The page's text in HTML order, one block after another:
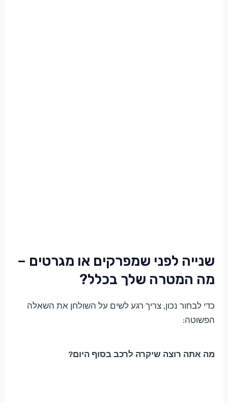
שנייה לפני שמפרקים או מגרטים –
מה המטרה שלך בכלל?
כדי לבחור נכון, צריך רגע לשים על השולחן את השאלה
הפשוטה:
מה אתה רוצה שיקרה לרכב בסוף היום?